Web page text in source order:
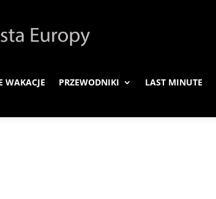
WAKACJE PRZEWODNIKI LAST MINUTE